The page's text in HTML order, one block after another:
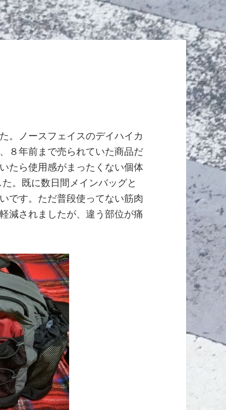
。ノースフェイスのデイハイカ
８年前まで売られていた商品だ
たら使用感がまったくない個体
。既に数日間メインバッグと
です。ただ普段使ってない筋肉
減されましたが、違う部位が痛